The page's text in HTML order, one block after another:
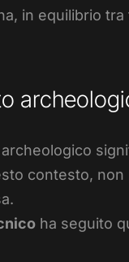
in equilibrio
contesto,
ha seguito